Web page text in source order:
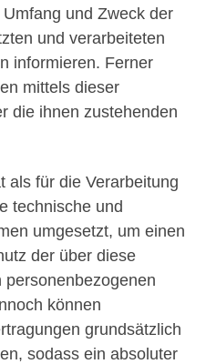
und Zweck der
und verarbeiteten
informieren. Ferner
mittels dieser
die ihnen zustehenden
als für die Verarbeitung
technische und
umgesetzt, um einen
der über diese
können
grundsätzlich
sodass ein absoluter